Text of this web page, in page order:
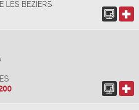
LES BEZIERS